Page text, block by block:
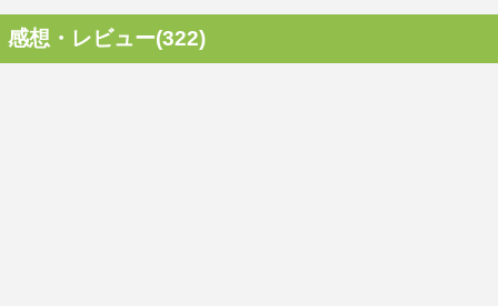
感想・レビュー(322)